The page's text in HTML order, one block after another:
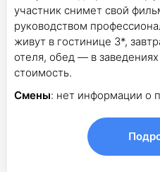
участник снимет свой
руководством
живут в гостинице 3*,
отеля, обед — в
стоимость.
Смены: нет информации о